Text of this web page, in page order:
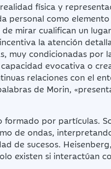
física y
personal como
mirar cualifican un
la atención
muy condicionadas por
evocativa o
relaciones con el
de Morin,
formado por partículas.
de ondas,
de sucesos.
existen si interactúan